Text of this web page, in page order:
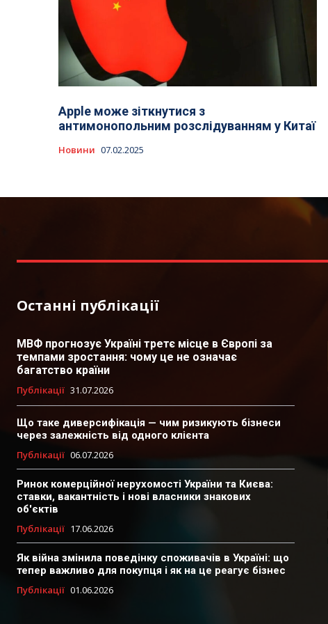
Apple може зіткнутися з
антимонопольним розслідуванням у Китаї
Новини 07.02.2025
Останні публікації
МВФ прогнозує Україні третє місце в Європі за
темпами зростання: чому це не означає
багатство країни
Публікації 31.07.2026
Що таке диверсифікація — чим ризикують бізнеси
через залежність від одного клієнта
Публікації 06.07.2026
Ринок комерційної нерухомості України та Києва:
ставки, вакантність і нові власники знакових
об'єктів
Публікації 17.06.2026
Як війна змінила поведінку споживачів в Україні: що
тепер важливо для покупця і як на це реагує бізнес
Публікації 01.06.2026